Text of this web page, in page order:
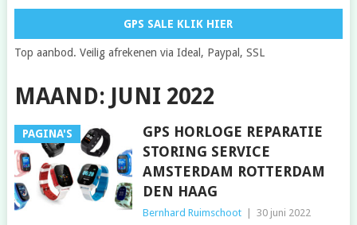
GPS SALE KLIK HIER
Top aanbod. Veilig afrekenen via Ideal, Paypal, SSL
MAAND: JUNI 2022
PAGINA'S
GPS HORLOGE REPARATIE
STORING SERVICE
AMSTERDAM ROTTERDAM
DEN HAAG
Bernhard Ruimschoot 30 juni 2022